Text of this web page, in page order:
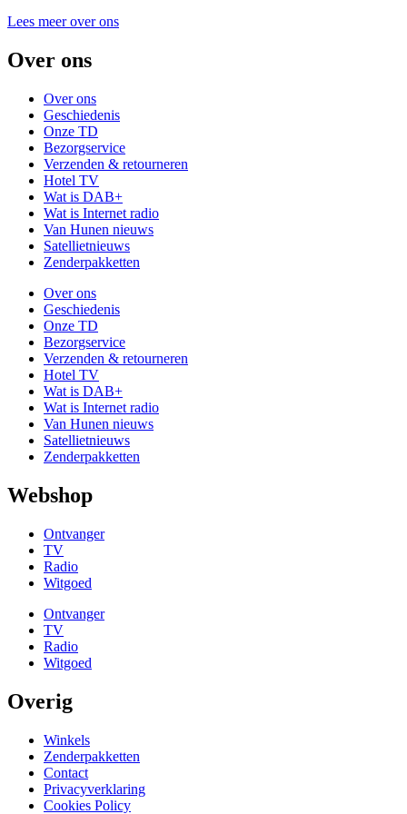
Lees meer over ons
Over ons
Over ons
Geschiedenis
Onze TD
Bezorgservice
Verzenden & retourneren
Hotel TV
Wat is DAB+
Wat is Internet radio
Van Hunen nieuws
Satellietnieuws
Zenderpakketten
Over ons
Geschiedenis
Onze TD
Bezorgservice
Verzenden & retourneren
Hotel TV
Wat is DAB+
Wat is Internet radio
Van Hunen nieuws
Satellietnieuws
Zenderpakketten
Webshop
Ontvanger
TV
Radio
Witgoed
Ontvanger
TV
Radio
Witgoed
Overig
Winkels
Zenderpakketten
Contact
Privacyverklaring
Cookies Policy